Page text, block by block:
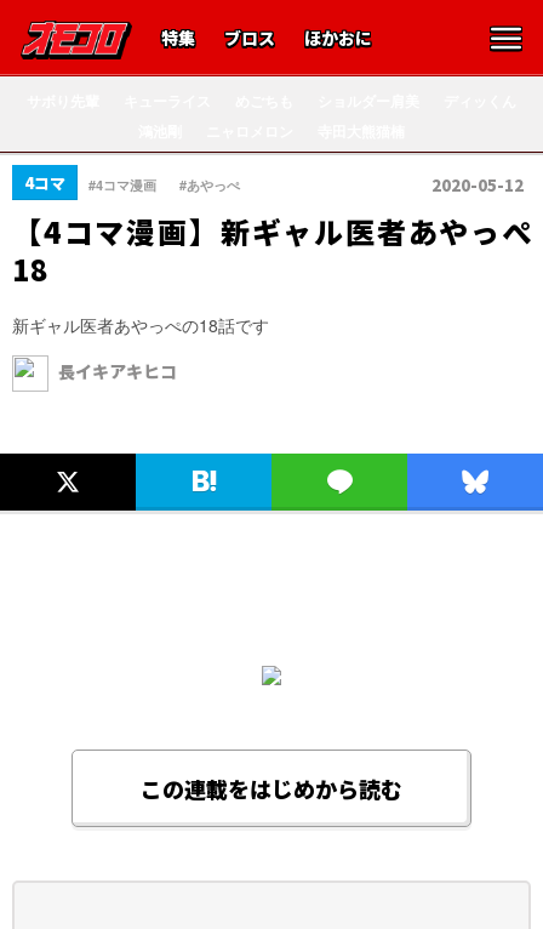
特集 ブロス ほかおに
4コマ #4コマ漫画 #あやっぺ 2020-05-12
【4コマ漫画】新ギャル医者あやっぺ
18
新ギャル医者あやっぺの18話です
長イキアキヒコ
この連載をはじめから読む